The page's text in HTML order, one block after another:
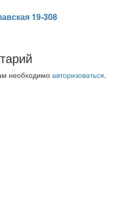
19-308
необходимо авторизоваться.